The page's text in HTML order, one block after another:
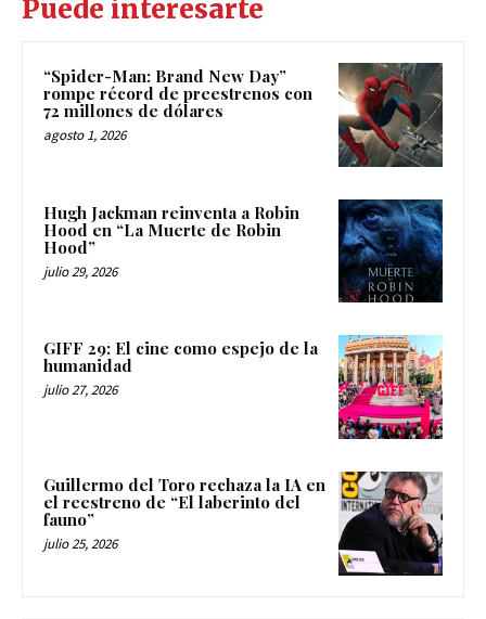
Puede interesarte
“Spider-Man: Brand New Day”
rompe récord de preestrenos con
72 millones de dólares
agosto 1, 2026
Hugh Jackman reinventa a Robin
Hood en “La Muerte de Robin
Hood”
julio 29, 2026
GIFF 29: El cine como espejo de la
humanidad
julio 27, 2026
Guillermo del Toro rechaza la IA en
el reestreno de “El laberinto del
fauno”
julio 25, 2026